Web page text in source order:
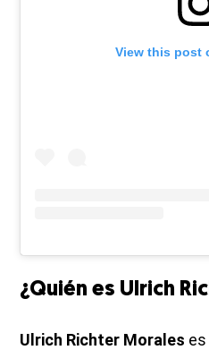
View this post
¿Quién es Ulrich
Ulrich Richter Morales